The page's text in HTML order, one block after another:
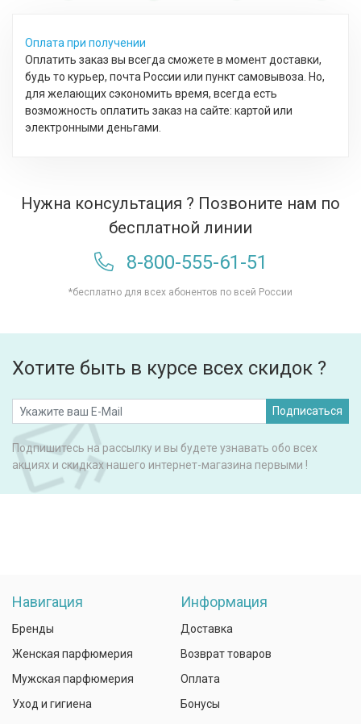
Оплата при получении
Оплатить заказ вы всегда сможете в момент доставки,
будь то курьер, почта России или пункт самовывоза. Но,
для желающих сэкономить время, всегда есть
возможность оплатить заказ на сайте: картой или
электронными деньгами.
Нужна консультация ? Позвоните нам по
бесплатной линии
8-800-555-61-51
*бесплатно для всех абонентов по всей России
Хотите быть в курсе всех скидок ?
Подписаться
Подпишитесь на рассылку и вы будете узнавать обо всех
акциях и скидках нашего интернет-магазина первыми !
Навигация
Бренды
Женская парфюмерия
Мужская парфюмерия
Уход и гигиена
Информация
Доставка
Возврат товаров
Оплата
Бонусы